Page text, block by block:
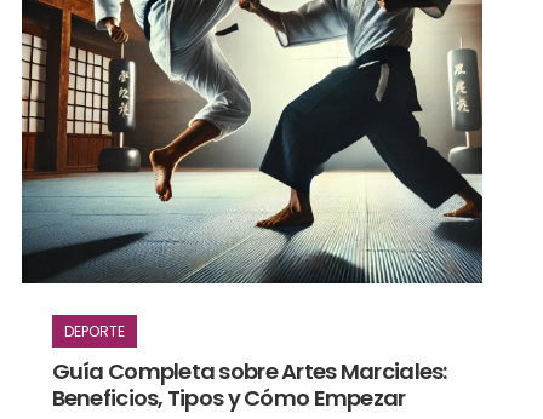
DEPORTE
Guía Completa sobre Artes Marciales:
Beneficios, Tipos y Cómo Empezar